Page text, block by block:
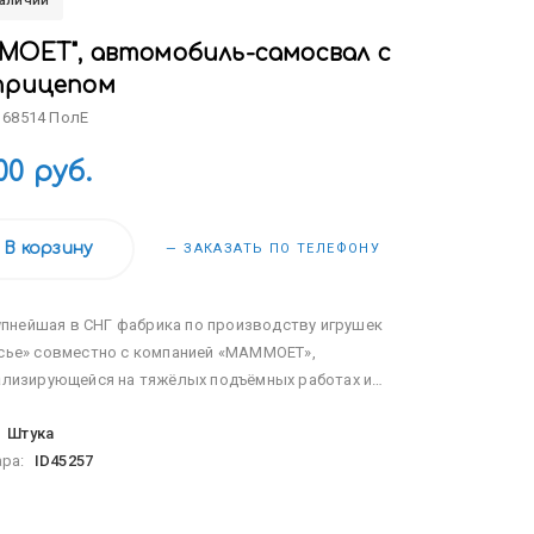
автомобиль-самосвал с
ПолЕ
руб.
В корзину — ЗАКАЗАТЬ ПО ТЕЛЕФОНУ
в СНГ фабрика по производству игрушек
совместно с компанией «МАММОЕТ»,
на тяжёлых подъёмных работах и
лицензионной серии эксклюзивных игрушек. Дизайн...
Штука
ID45257